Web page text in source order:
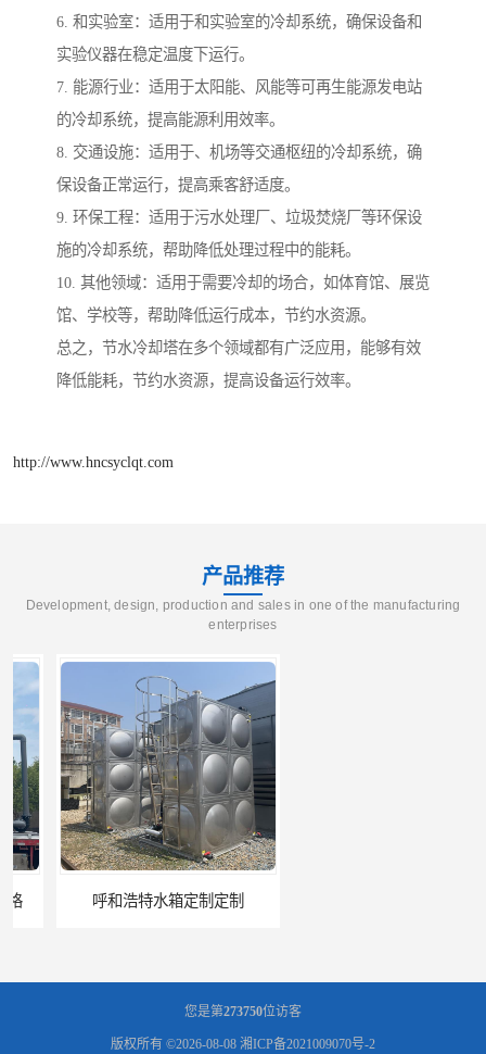
6. 和实验室：适用于和实验室的冷却系统，确保设备和
实验仪器在稳定温度下运行。
7. 能源行业：适用于太阳能、风能等可再生能源发电站
的冷却系统，提高能源利用效率。
8. 交通设施：适用于、机场等交通枢纽的冷却系统，确
保设备正常运行，提高乘客舒适度。
9. 环保工程：适用于污水处理厂、垃圾焚烧厂等环保设
施的冷却系统，帮助降低处理过程中的能耗。
10. 其他领域：适用于需要冷却的场合，如体育馆、展览
馆、学校等，帮助降低运行成本，节约水资源。
总之，节水冷却塔在多个领域都有广泛应用，能够有效
降低能耗，节约水资源，提高设备运行效率。
http://www.hncsyclqt.com
产品推荐
Development, design, production and sales in one of the manufacturing
enterprises
呼和浩特水箱定制定制
您是第273750位访客
版权所有 ©2026-08-08 湘ICP备2021009070号-2